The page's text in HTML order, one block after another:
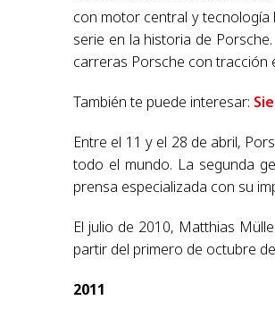
con motor central y tecnología
serie en la historia de
carreras Porsche con tracción
También te puede interesar:
Entre el 11 y el 28 de abril,
todo el mundo. La segunda
prensa especializada con su
El julio de 2010, Matthias
partir del primero de octubre
2011